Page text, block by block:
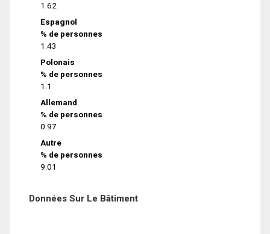
1.62
Espagnol
% de personnes
1.43
Polonais
% de personnes
1.1
Allemand
% de personnes
0.97
Autre
% de personnes
9.01
Données Sur Le Bâtiment